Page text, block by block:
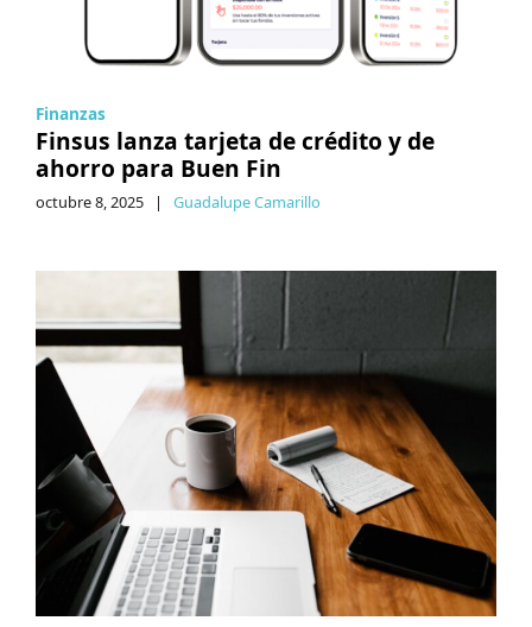
Finanzas
Finsus lanza tarjeta de crédito y de
ahorro para Buen Fin
octubre 8, 2025 | Guadalupe Camarillo